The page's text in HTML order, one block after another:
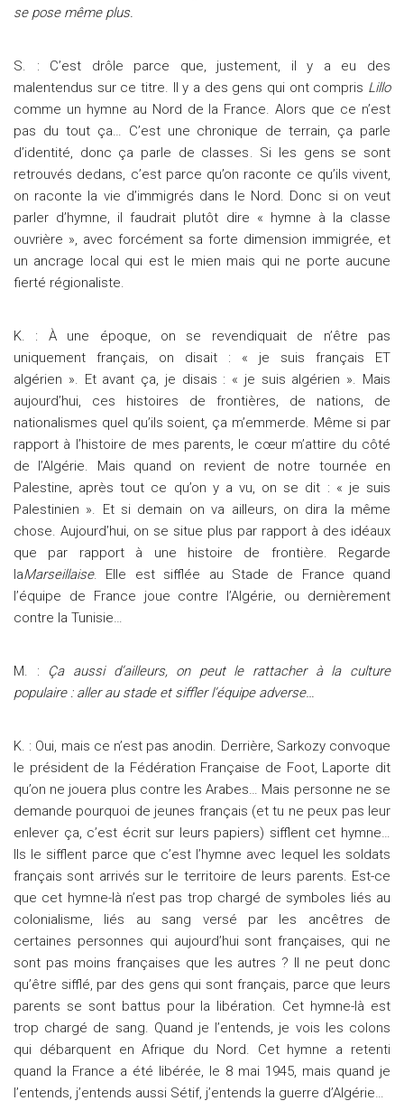
se pose même plus.
S. : C’est drôle parce que, justement, il y a eu des
malentendus sur ce titre. Il y a des gens qui ont compris Lillo
comme un hymne au Nord de la France. Alors que ce n’est
pas du tout ça… C’est une chronique de terrain, ça parle
d’identité, donc ça parle de classes. Si les gens se sont
retrouvés dedans, c’est parce qu’on raconte ce qu’ils vivent,
on raconte la vie d’immigrés dans le Nord. Donc si on veut
parler d’hymne, il faudrait plutôt dire « hymne à la classe
ouvrière », avec forcément sa forte dimension immigrée, et
un ancrage local qui est le mien mais qui ne porte aucune
fierté régionaliste.
K. : À une époque, on se revendiquait de n’être pas
uniquement français, on disait : « je suis français ET
algérien ». Et avant ça, je disais : « je suis algérien ». Mais
aujourd’hui, ces histoires de frontières, de nations, de
nationalismes quel qu’ils soient, ça m’emmerde. Même si par
rapport à l’histoire de mes parents, le cœur m’attire du côté
de l’Algérie. Mais quand on revient de notre tournée en
Palestine, après tout ce qu’on y a vu, on se dit : « je suis
Palestinien ». Et si demain on va ailleurs, on dira la même
chose. Aujourd’hui, on se situe plus par rapport à des idéaux
que par rapport à une histoire de frontière. Regarde
laMarseillaise. Elle est sifflée au Stade de France quand
l’équipe de France joue contre l’Algérie, ou dernièrement
contre la Tunisie…
M. : Ça aussi d’ailleurs, on peut le rattacher à la culture
populaire : aller au stade et siffler l’équipe adverse…
K. : Oui, mais ce n’est pas anodin. Derrière, Sarkozy convoque
le président de la Fédération Française de Foot, Laporte dit
qu’on ne jouera plus contre les Arabes… Mais personne ne se
demande pourquoi de jeunes français (et tu ne peux pas leur
enlever ça, c’est écrit sur leurs papiers) sifflent cet hymne…
Ils le sifflent parce que c’est l’hymne avec lequel les soldats
français sont arrivés sur le territoire de leurs parents. Est-ce
que cet hymne-là n’est pas trop chargé de symboles liés au
colonialisme, liés au sang versé par les ancêtres de
certaines personnes qui aujourd’hui sont françaises, qui ne
sont pas moins françaises que les autres ? Il ne peut donc
qu’être sifflé, par des gens qui sont français, parce que leurs
parents se sont battus pour la libération. Cet hymne-là est
trop chargé de sang. Quand je l’entends, je vois les colons
qui débarquent en Afrique du Nord. Cet hymne a retenti
quand la France a été libérée, le 8 mai 1945, mais quand je
l’entends, j’entends aussi Sétif, j’entends la guerre d’Algérie…